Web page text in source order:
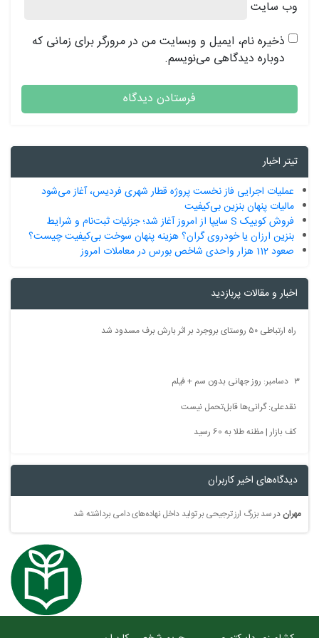
وب‌ سایت
ذخیره نام، ایمیل و وبسایت من در مرورگر برای زمانی که
دوباره دیدگاهی می‌نویسم.
تیتر اخبار
عملیات اجرایی فاز نخست پروژه قطار شهری فردیس، آغاز می‌شود
مالیات پنهان بنزین بی‌کیفیت
فروش کوییک S سایپا از امروز آغاز شد؛ جزئیات ثبت‌نام و شرایط
بنزین ارزان یا خودروی گران؟ هزینه پنهان سوخت بی‌کیفیت چیست؟
صعود 112 هزار واحدی شاخص بورس در معاملات امروز
اخبار و مقالات پربازدید
راه ارتباطی ۵۰ روستای بروجرد بر اثر بارش برف مسدود شد
۳ دسامبر: روز جهانی بدون سم + فیلم
نقدعلی: گرانی‌ها قابل‌تحمل نیست
کف بازار | مظنه طلا به 60 رسید
دیدگاه‌های اخیر کاربران
مهراندرسد بزرگ ارز ترجیحی بر تولید داخل نهاده‌های دامی برداشته شد